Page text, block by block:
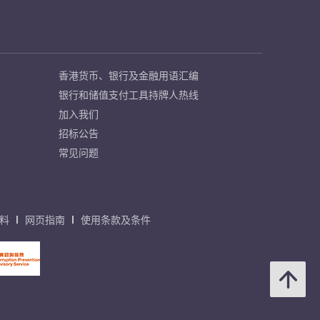
香港货币、银行及金融用语汇编
银行和储值支付工具持牌人热线
加入我们
招标公告
常见问题
网页指南 使用条款及条件